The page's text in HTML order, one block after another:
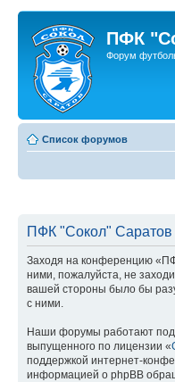
ПФК
Форум
Список форумов
ПФК "Сокол" Саратов
Заходя на конференцию
ними, пожалуйста, не
вашей стороны было бы
с ними.
Наши форумы работают под
выпущенного по лицензии «
поддержкой интернет-
информацией о phpBB